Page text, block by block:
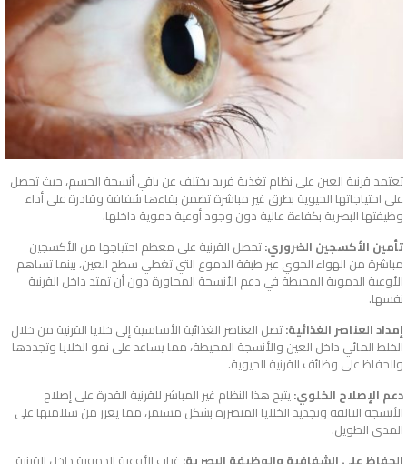
تعتمد قرنية العين على نظام تغذية فريد يختلف عن باقي أنسجة الجسم، حيث تحصل
على احتياجاتها الحيوية بطرق غير مباشرة تضمن بقاءها شفافة وقادرة على أداء
وظيفتها البصرية بكفاءة عالية دون وجود أوعية دموية داخلها.
تأمين الأكسجين الضروري:تحصل القرنية على معظم احتياجها من الأكسجين
مباشرة من الهواء الجوي عبر طبقة الدموع التي تغطي سطح العين، بينما تساهم
الأوعية الدموية المحيطة في دعم الأنسجة المجاورة دون أن تمتد داخل القرنية
نفسها.
إمداد العناصر الغذائية:تصل العناصر الغذائية الأساسية إلى خلايا القرنية من خلال
الخلط المائي داخل العين والأنسجة المحيطة، مما يساعد على نمو الخلايا وتجددها
والحفاظ على وظائف القرنية الحيوية.
دعم الإصلاح الخلوي:يتيح هذا النظام غير المباشر للقرنية القدرة على إصلاح
الأنسجة التالفة وتجديد الخلايا المتضررة بشكل مستمر، مما يعزز من سلامتها على
المدى الطويل.